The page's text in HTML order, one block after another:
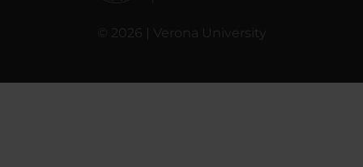
© 2026 | Verona University